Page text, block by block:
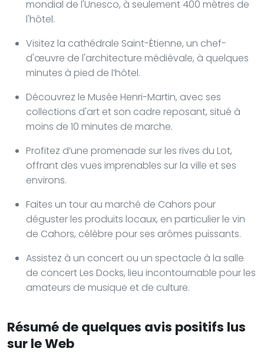
mondial de l'Unesco, à seulement 400 mètres de
l'hôtel.
Visitez la cathédrale Saint-Étienne, un chef-
d'œuvre de l'architecture médiévale, à quelques
minutes à pied de l’hôtel.
Découvrez le Musée Henri-Martin, avec ses
collections d'art et son cadre reposant, situé à
moins de 10 minutes de marche.
Profitez d’une promenade sur les rives du Lot,
offrant des vues imprenables sur la ville et ses
environs.
Faites un tour au marché de Cahors pour
déguster les produits locaux, en particulier le vin
de Cahors, célèbre pour ses arômes puissants.
Assistez à un concert ou un spectacle à la salle
de concert Les Docks, lieu incontournable pour les
amateurs de musique et de culture.
Résumé de quelques avis positifs lus
sur le Web